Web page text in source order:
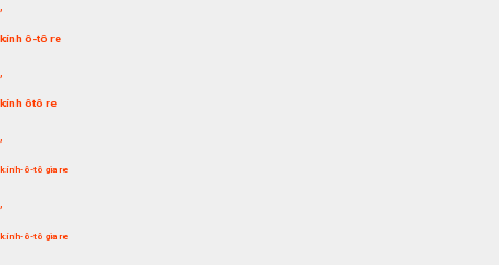
,
kính ô-tô re
kính ôtô re
,
kính-ô-tô gia re
,
kính-ô-tô gia re